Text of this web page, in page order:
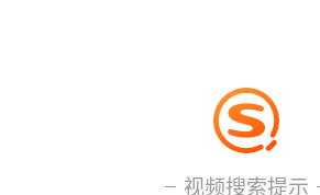
视频搜索提示